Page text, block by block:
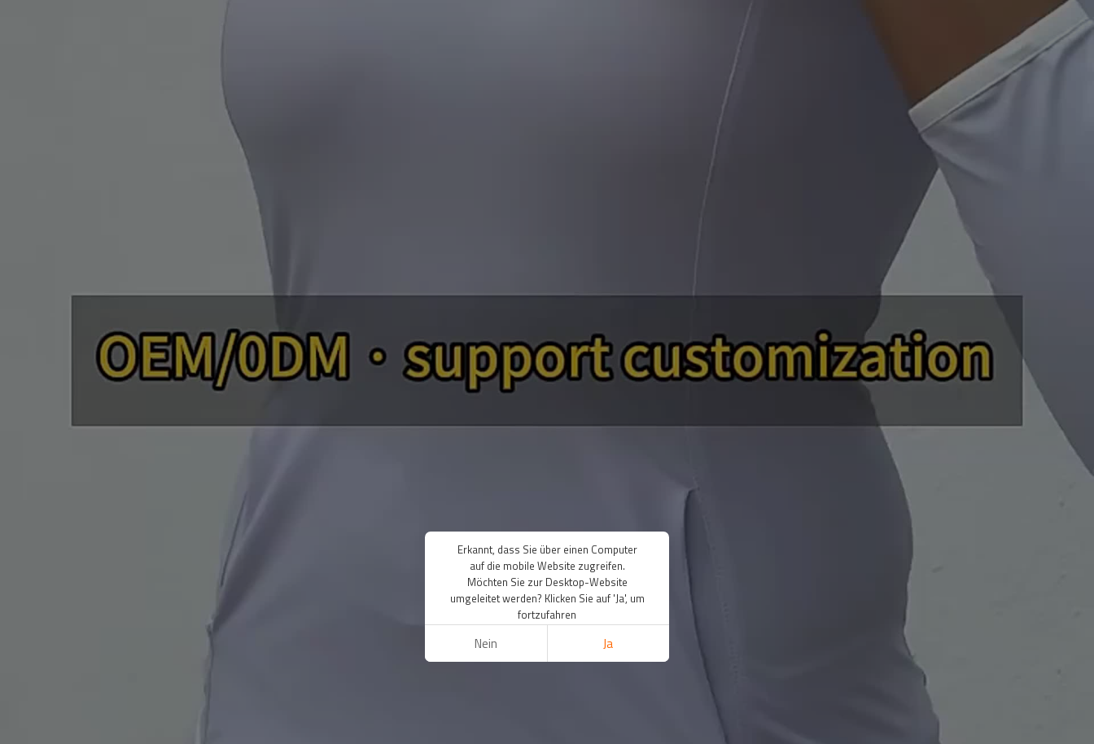
Erkannt, dass Sie über einen Computer
auf die mobile Website zugreifen.
Möchten Sie zur Desktop-Website
umgeleitet werden? Klicken Sie auf 'Ja', um
fortzufahren
Nein Ja